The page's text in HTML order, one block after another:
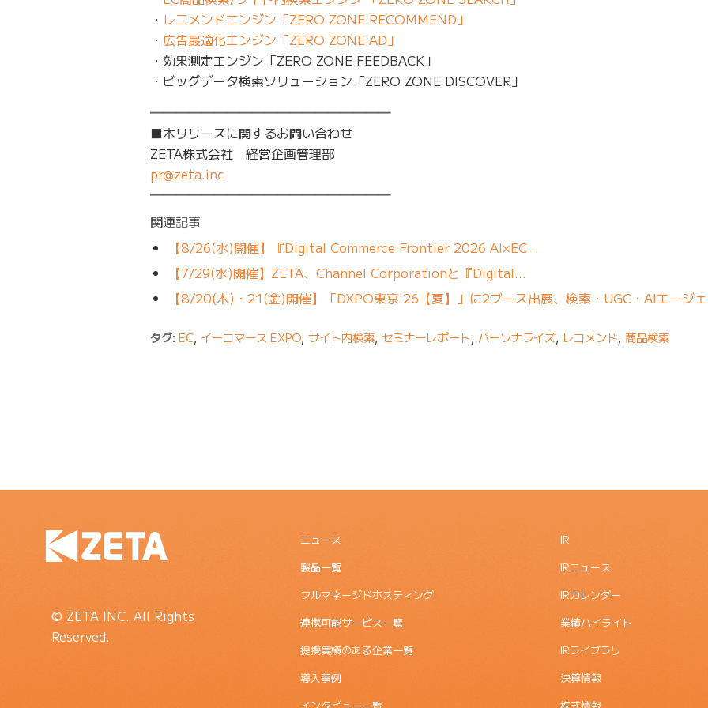
・ レコメンドエンジン「ZERO ZONE RECOMMEND」
・ 広告最適化エンジン「ZERO ZONE AD」
・効果測定エンジン「ZERO ZONE FEEDBACK」
・ビッグデータ検索ソリューション「ZERO ZONE DISCOVER」
━━━━━━━━━━━━━━━━━━━
■本リリースに関するお問い合わせ
ZETA株式会社 経営企画管理部
pr@zeta.inc
━━━━━━━━━━━━━━━━━━━
関連記事
【8/26(水)開催】『Digital Commerce Frontier 2026 AI×EC…
【7/29(水)開催】ZETA、Channel Corporationと『Digital…
【8/20(木)・21(金)開催】「DXPO東京'26【夏】」に2ブース出展、検索・UGC・AIエージ
タグ: EC, イーコマース EXPO, サイト内検索, セミナーレポート, パーソナライズ, レコメンド, 商品検索
© ZETA INC. All Rights
Reserved.
ニュース
製品一覧
フルマネージドホスティング
連携可能サービス一覧
提携実績のある企業一覧
導入事例
IR
IRニュース
IRカレンダー
業績ハイライト
IRライブラリ
決算情報